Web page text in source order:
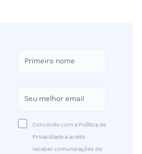
Concordo com a Política de
Privacidade e aceito
receber comunicações do